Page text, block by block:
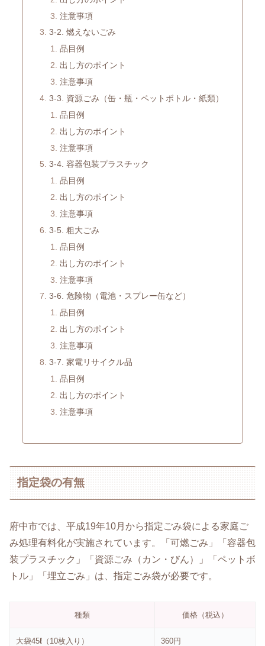
注意事項
3-2. 燃えないごみ
品目例
出し方のポイント
注意事項
3-3. 資源ごみ（缶・瓶・ペットボトル・紙類）
品目例
出し方のポイント
注意事項
3-4. 容器包装プラスチック
品目例
出し方のポイント
注意事項
3-5. 粗大ごみ
品目例
出し方のポイント
注意事項
3-6. 危険物（電池・スプレー缶など）
品目例
出し方のポイント
注意事項
3-7. 家電リサイクル品
品目例
出し方のポイント
注意事項
指定袋の有無
府中市では、平成19年10月から指定ごみ袋による家庭ご
み処理有料化が実施されています。「可燃ごみ」「容器包
装プラスチック」「資源ごみ（カン・びん）」「ペットボ
トル」「埋立ごみ」は、指定ごみ袋が必要です。
種類 価格（税込）
大袋45ℓ（10枚入り） 360円